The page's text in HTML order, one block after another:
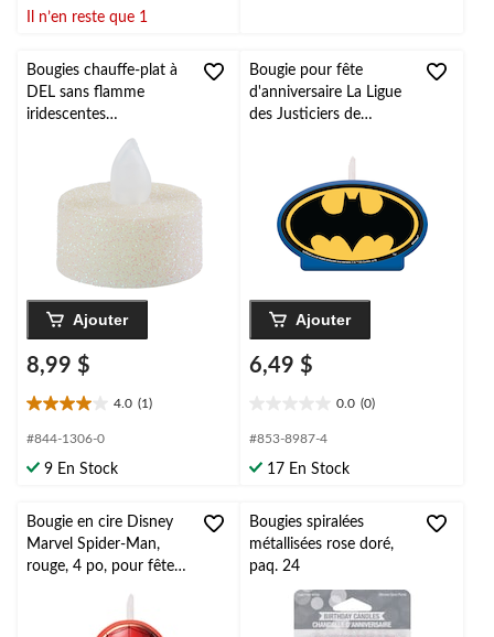
Il n’en reste que 1
Bougies chauffe-plat à
DEL sans flamme
iridescentes
scintillantes, paq. 10
Ajouter
8,99 $
4.0 (1)
4.0
étoile(s)
5.
évaluation
#844-1306-0
9 En Stock
Bougie pour fête
d'anniversaire La Ligue
des Justiciers de
Ajouter
6,49 $
0.0 (0)
étoile(s)
5.
#853-8987-4
17 En Stock
Bougie en cire Disney
Marvel Spider-Man,
rouge, 4 po, pour fête
Bougies spiralées
métallisées rose doré,
paq. 24